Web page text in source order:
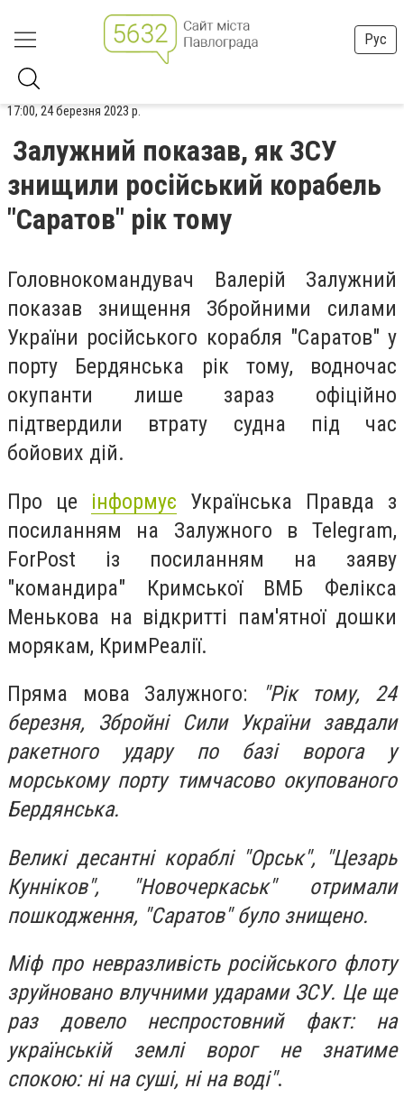
Рус
17:00, 24 березня 2023 р.
Залужний показав, як ЗСУ
знищили російський корабель
"Саратов" рік тому
Головнокомандувач Валерій Залужний
показав знищення Збройними силами
України російського корабля "Саратов" у
порту Бердянська рік тому, водночас
окупанти лише зараз офіційно
підтвердили втрату судна під час
бойових дій.
Про це інформує Українська Правда з
посиланням на Залужного в Telegram,
ForPost із посиланням на заяву
"командира" Кримської ВМБ Фелікса
Менькова на відкритті пам'ятної дошки
морякам, КримРеалії.
Пряма мова Залужного:
"Рік тому, 24
березня, Збройні Сили України завдали
ракетного удару по базі ворога у
морському порту тимчасово окупованого
Бердянська.
Великі десантні кораблі "Орськ", "Цезарь
Кунніков", "Новочеркаськ" отримали
пошкодження, "Саратов" було знищено.
Міф про невразливість російського флоту
зруйновано влучними ударами ЗСУ. Це ще
раз довело неспростовний факт: на
українській землі ворог не знатиме
спокою: ні на суші, ні на воді".